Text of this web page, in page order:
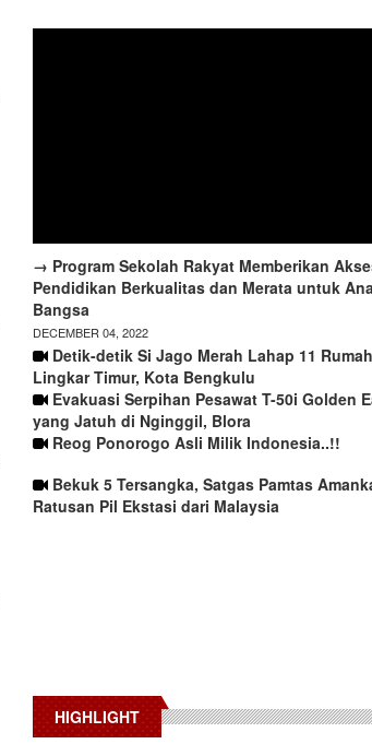
→ Program Sekolah Rakyat Memberikan
Pendidikan Berkualitas dan Merata untuk
Bangsa
DECEMBER 04, 2022
Detik-detik Si Jago Merah Lahap 11
Lingkar Timur, Kota Bengkulu
Evakuasi Serpihan Pesawat T-50i Golden
yang Jatuh di Nginggil, Blora
Reog Ponorogo Asli Milik Indonesia..!!
Bekuk 5 Tersangka, Satgas Pamtas
Ratusan Pil Ekstasi dari Malaysia
HIGHLIGHT